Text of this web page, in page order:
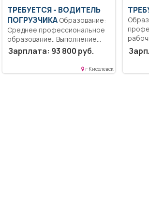
ТРЕБУЕТСЯ - ВОДИТЕЛЬ
ПОГРУЗЧИКА
Среднее профессиональное
образование.. Выполнение
работ, связанных с
погрузкой...
Зарплата: 93 800 руб.
г Киселевск